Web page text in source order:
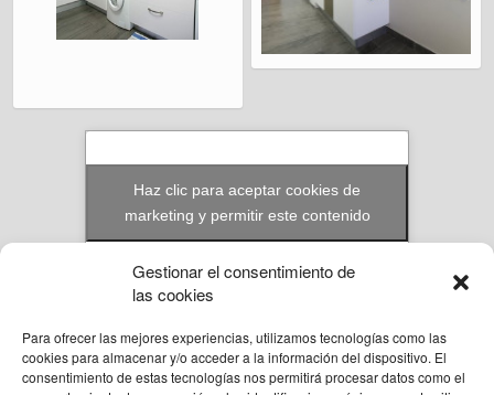
Gestionar el consentimiento de
las cookies
Para ofrecer las mejores experiencias, utilizamos tecnologías como las
cookies para almacenar y/o acceder a la información del dispositivo. El
consentimiento de estas tecnologías nos permitirá procesar datos como el
Haz clic para aceptar cookies de
marketing y permitir este contenido
© Reformas Unai Ordoñez 2023. Aita Santiago Onaindia 3D 2ºA Amorebieta,
Bizkaia.
636 94 58 57